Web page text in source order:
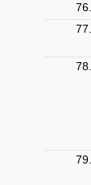
76.
77.
78.
79.